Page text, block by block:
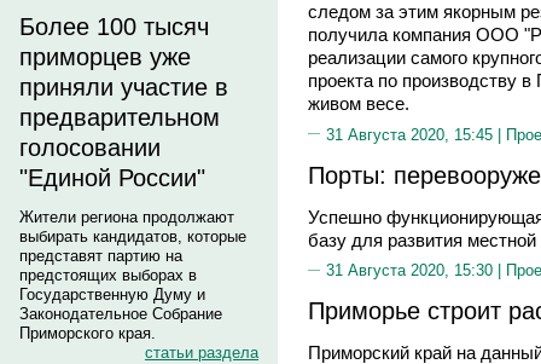
Более 100 тысяч
приморцев уже
приняли участие в
предварительном
голосовании
"Единой России"
Жители региона продолжают
выбирать кандидатов, которые
представят партию на
предстоящих выборах в
Государственную Думу и
Законодательное Собрание
Приморского края.
статьи раздела
следом за этим якорным
получила компания ООО
реализации самого
проекта по производству
живом весе.
31 Августа 2020, 15:45 |
Порты:
Успешно
базу для развития
31 Августа 2020, 15:30 |
Приморье строит
Приморский край на